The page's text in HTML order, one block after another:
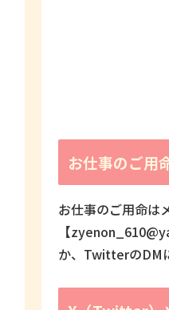
お仕事のご用
お仕事のご用命は
【
か、TwitterのDM